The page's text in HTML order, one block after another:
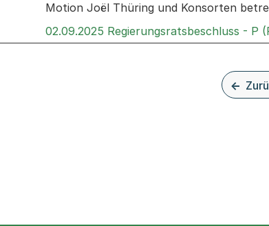
Motion Joël Thüring und Konsorten
02.09.2025 Regierungsratsbeschluss - P